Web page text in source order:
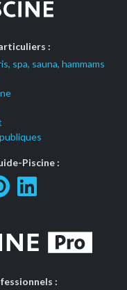
:
spa, sauna, hammams
Piscine :
: